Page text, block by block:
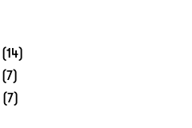
(14)
(7)
(7)